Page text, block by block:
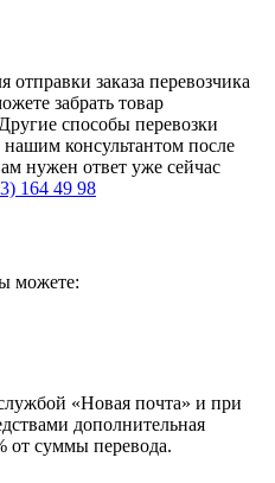
заказа перевозчика
забрать товар
способы перевозки
консультантом после
нужен ответ уже сейчас
164 49 98
можете:
«Новая почта» и при
дополнительная
от суммы перевода.